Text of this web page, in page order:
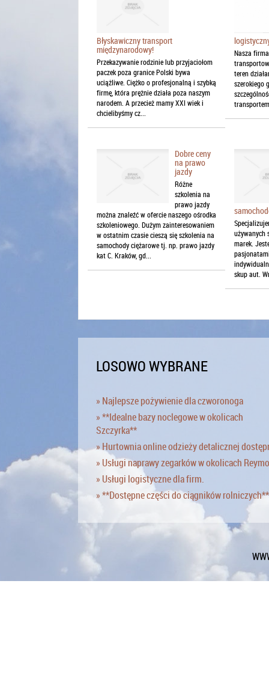
Błyskawiczny transport
międzynarodowy!
Przekazywanie rodzinie lub przyjaciołom
paczek poza granice Polski bywa
uciążliwe. Ciężko o profesjonalną i szybką
firmę, która prężnie działa poza naszym
narodem. A przecież mamy XXI wiek i
chcielibyśmy cz...
Nasza
teren
szerokiego
Dobre ceny
na prawo
jazdy
Różne
szkolenia na
prawo jazdy
można znaleźć w ofercie naszego ośrodka
szkoleniowego. Dużym zainteresowaniem
w ostatnim czasie cieszą się szkolenia na
samochody ciężarowe tj. np. prawo jazdy
kat C. Kraków, gd...
używanych
marek.
skup aut.
LOSOWO WYBRANE
» Najlepsze pożywienie dla czworonoga
» **Idealne bazy noclegowe w okolicach
Szczyrka**
» Hurtownia online odzieży detalicznej
» Usługi naprawy zegarków w okolicach
» Usługi logistyczne dla firm.
» **Dostępne części do ciągników rolniczych**